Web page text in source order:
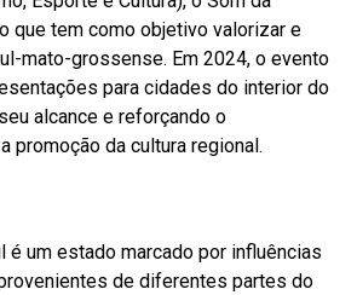
que tem como objetivo valorizar e
mato-grossense. Em 2024, o evento
para cidades do interior do
alcance e reforçando o
promoção da cultura regional.
é um estado marcado por influências
de diferentes partes do